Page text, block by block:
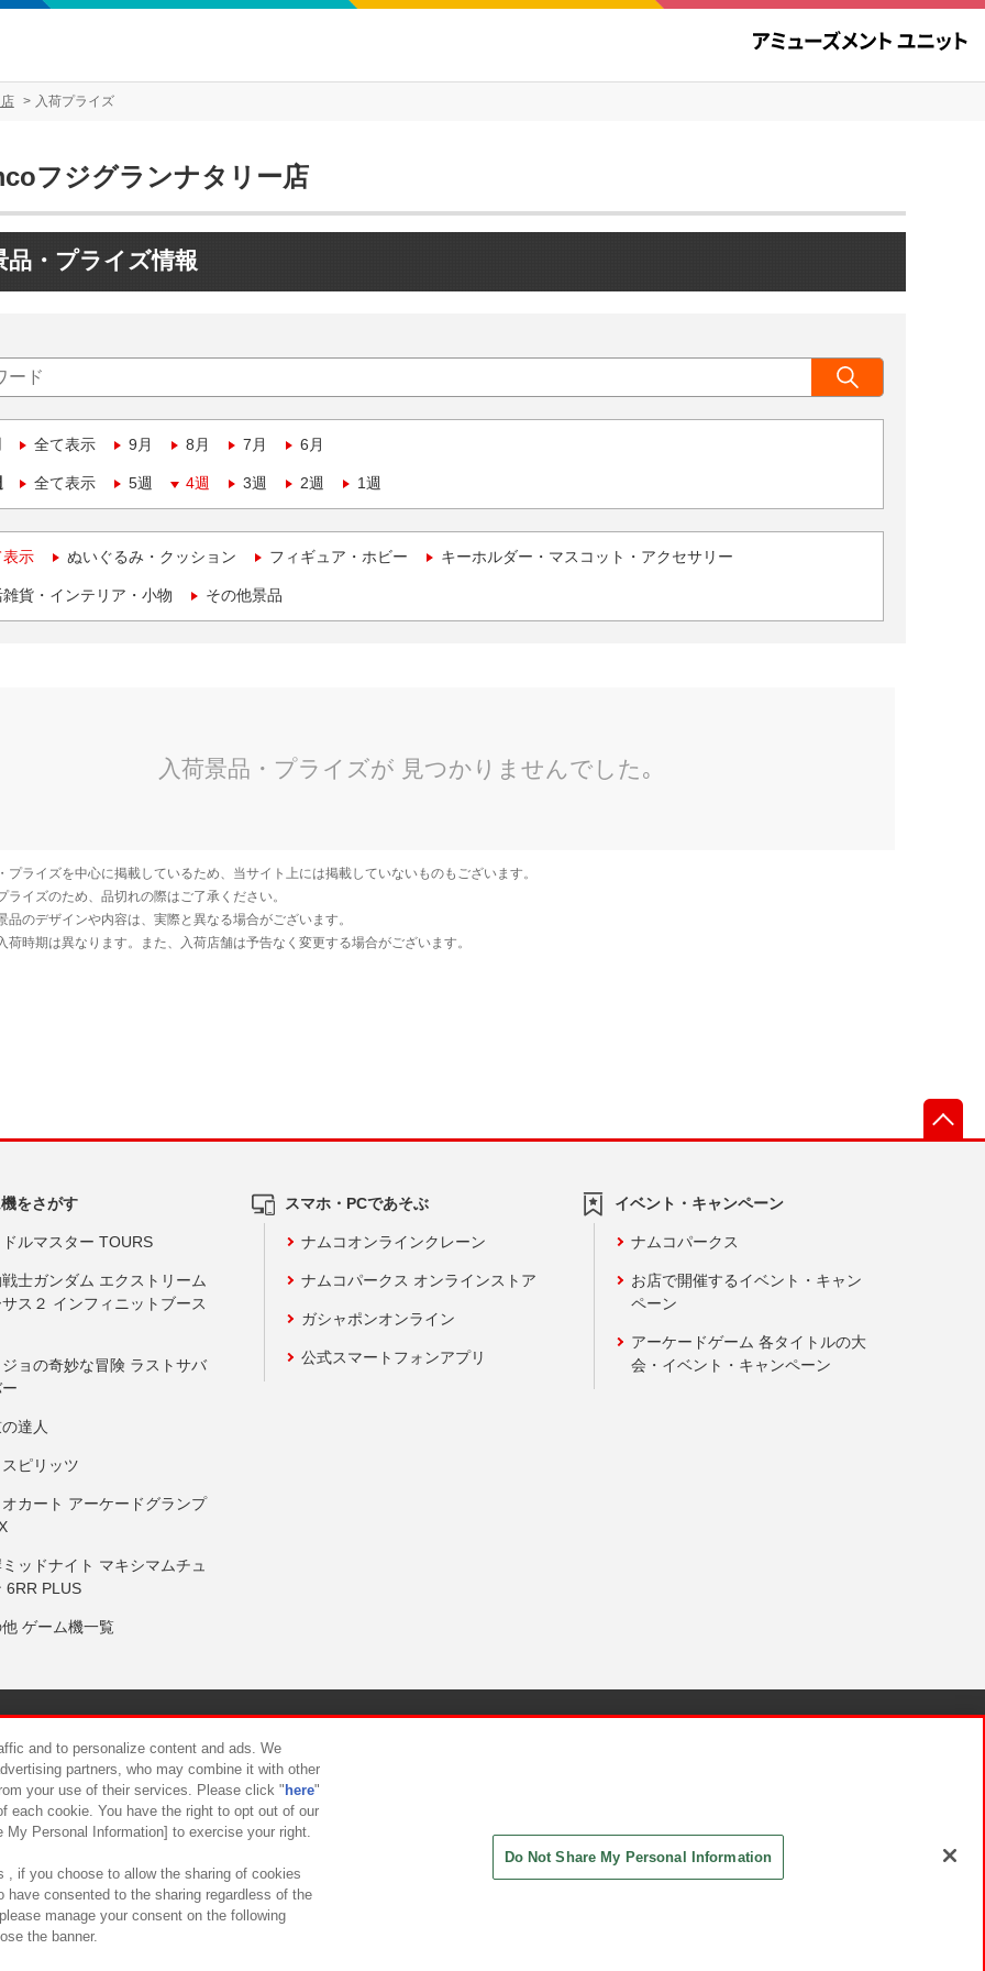
入荷プライズ
フジグランナタリー店
品・プライズ情報
全て表示 9月 8月 7月 6月
全て表示 5週 4週 3週 2週 1週
表示 ぬいぐるみ・クッション フィギュア・ホビー キーホルダー・マスコット・アクセサリー
貨・インテリア・小物 その他景品
をさがす
ルマスター TOURS
士ガンダム エクストリーム
ス２ インフィニットブース
ョの奇妙な冒険 ラストサバ
達人
ピリッツ
カート アーケードグランプ
ッドナイト マキシマムチュ
6RR PLUS
ゲーム機一覧
スマホ・PCであそぶ
ナムコオンラインクレーン
ナムコパークス オンラインストア
ガシャポンオンライン
公式スマートフォンアプリ
イベント・キャンペーン
ナムコパークス
お店で開催するイベント・キャン
ペーン
アーケードゲーム 各タイトルの大
会・イベント・キャンペーン
について カスタマーハラスメント対応方針
and to personalize content and ads. We
partners, who may combine it with other
your use of their services. Please click " here"
each cookie. You have the right to opt out of our
Personal Information] to exercise your right.
, if you choose to allow the sharing of cookies
have consented to the sharing regardless of the
manage your consent on the following
the banner.
Do Not Share My Personal Information